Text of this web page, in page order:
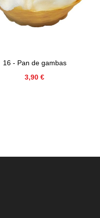
16 - Pan de gambas
Precio
3,90 €